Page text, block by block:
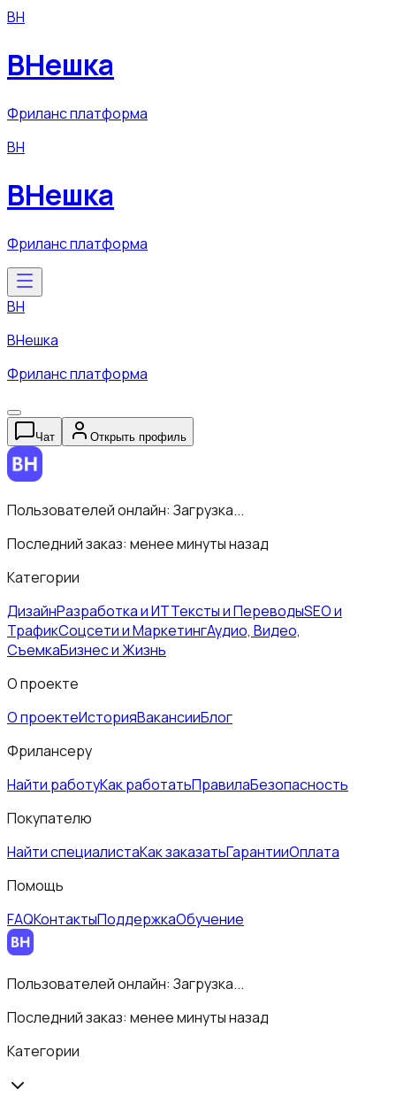
ВН
ВНешка
Фриланс платформа
ВН
ВНешка
Фриланс платформа
ВН
ВНешка
Фриланс платформа
Чат Открыть профиль
Пользователей онлайн: Загрузка...
Последний заказ: менее минуты назад
Категории
ДизайнРазработка и ИТТексты и ПереводыSEO и
ТрафикСоцсети и МаркетингАудио, Видео,
СъемкаБизнес и Жизнь
О проекте
О проектеИсторияВакансииБлог
Фрилансеру
Найти работуКак работатьПравилаБезопасность
Покупателю
Найти специалистаКак заказатьГарантииОплата
Помощь
FAQКонтактыПоддержкаОбучение
Пользователей онлайн: Загрузка...
Последний заказ: менее минуты назад
Категории